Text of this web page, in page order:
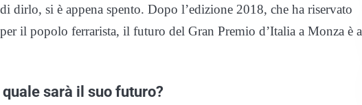
dirlo, si è appena spento. Dopo l’edizione 2018, che ha riservato
il popolo ferrarista, il futuro del Gran Premio d’Italia a Monza è a
sarà il suo futuro?